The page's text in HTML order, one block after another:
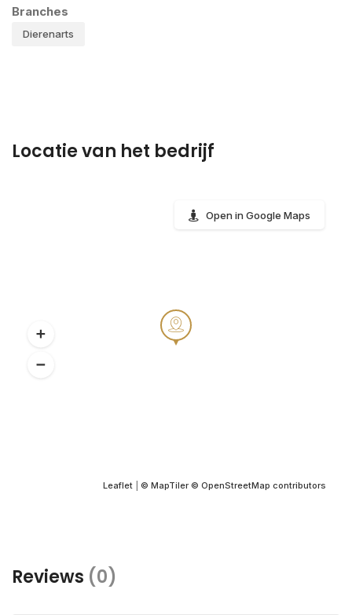
Branches
Dierenarts
Locatie van het bedrijf
Leaflet © MapTiler © OpenStreetMap contributors
Open in Google Maps
Reviews (0)